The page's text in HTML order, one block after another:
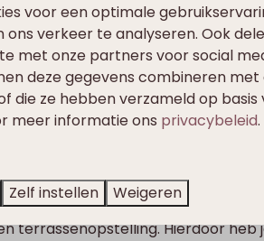
met sunshower – ideaal na
boxsprings, een tweede
beetje luxe. Aan beide kanten van
even op.
is altijd gewaarborgd.
terrassenopstelling. Hierdoor heb
voor een optimale
ons verkeer te analyseren. Ook
met onze partners voor social
deze gegevens combineren
die ze hebben verzameld op basis
meer informatie ons privacybeleid.
Zelf instellen Weigeren